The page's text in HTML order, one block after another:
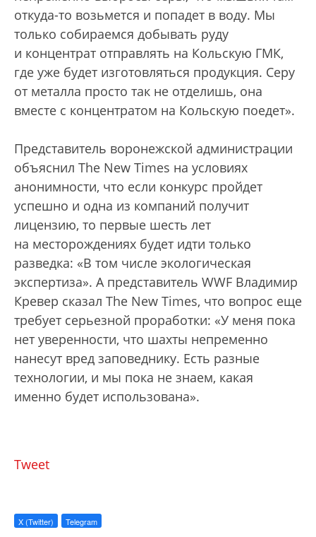
откуда-то возьмется и попадет в воду. Мы
только собираемся добывать руду
и концентрат отправлять на Кольскую ГМК,
где уже будет изготовляться продукция. Серу
от металла просто так не отделишь, она
вместе с концентратом на Кольскую поедет».
Представитель воронежской администрации
объяснил The New Times на условиях
анонимности, что если конкурс пройдет
успешно и одна из компаний получит
лицензию, то первые шесть лет
на месторождениях будет идти только
разведка: «В том числе экологическая
экспертиза». А представитель WWF Владимир
Кревер сказал The New Times, что вопрос еще
требует серьезной проработки: «У меня пока
нет уверенности, что шахты непременно
нанесут вред заповеднику. Есть разные
технологии, и мы пока не знаем, какая
именно будет использована».
Tweet
X (Twitter) Telegram